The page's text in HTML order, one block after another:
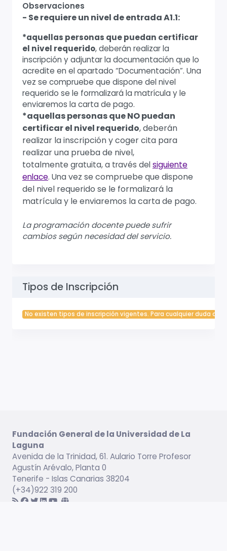
Observaciones
- Se requiere un nivel de entrada A1.1:
*aquellas personas que puedan certificar
el nivel requerido, deberán realizar la
inscripción y adjuntar la documentación que lo
acredite en el apartado “Documentación”. Una
vez se compruebe que dispone del nivel
requerido se le formalizará la matrícula y le
enviaremos la carta de pago.
*aquellas personas que NO puedan
certificar el nivel requerido, deberán
realizar la inscripción y coger cita para
realizar una prueba de nivel,
totalmente gratuita, a través del siguiente
enlace. Una vez se compruebe que dispone
del nivel requerido se le formalizará la
matrícula y le enviaremos la carta de pago.
La programación docente puede sufrir
cambios según necesidad del servicio.
Tipos de Inscripción
No existen tipos de inscripción vigentes. Para cualquier duda
Fundación General de la Universidad de La
Laguna
Avenida de la Trinidad, 61. Aulario Torre Profesor
Agustín Arévalo, Planta 0
Tenerife - Islas Canarias 38204
(+34)922 319 200